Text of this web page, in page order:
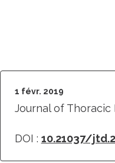
1 févr. 2019
Journal of Thoracic
DOI : 10.21037/